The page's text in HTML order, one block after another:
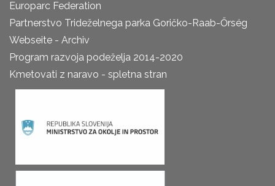
Europarc Federation
Partnerstvo Trideželnega parka Goričko-Raab-Őrség
Webseite - Archiv
Program razvoja podeželja 2014-2020
Kmetovati z naravo - spletna stran